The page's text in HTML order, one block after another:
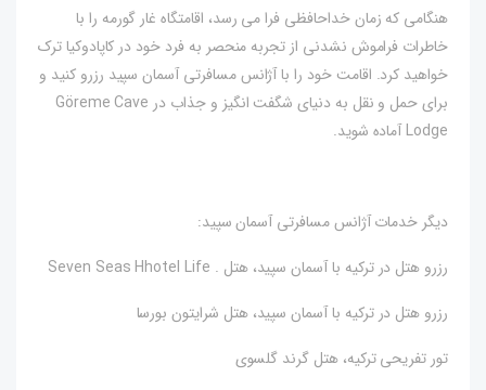
هنگامی که زمان خداحافظی فرا می رسد، اقامتگاه غار گورمه را با
خاطرات فراموش نشدنی از تجربه منحصر به فرد خود در کاپادوکیا ترک
خواهید کرد. اقامت خود را با آژانس مسافرتی آسمان سپید رزرو کنید و
برای حمل و نقل به دنیای شگفت انگیز و جذاب در Göreme Cave
Lodge آماده شوید.
دیگر خدمات آژانس مسافرتی آسمان سپید:
رزرو هتل در ترکیه با آسمان سپید، هتل . Seven Seas Hhotel Life
رزرو هتل در ترکیه با آسمان سپید، هتل شرایتون بورسا
تور تفریحی ترکیه، هتل گرند گلسوی